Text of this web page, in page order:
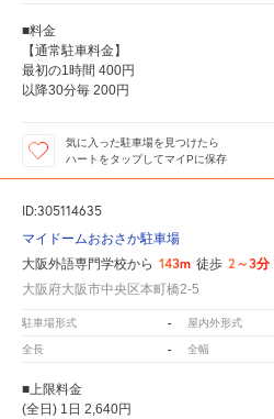
■料金
【通常駐車料金】
最初の1時間 400円
以降30分毎 200円
気に入った駐車場を見つけたら
ハートをタップしてマイPに保存
ID:305114635
マイドームおおさか駐車場
大阪外語専門学校から 143m 徒歩 2～3分
大阪府大阪市中央区本町橋2-5
駐車場形式 - 屋内外形式
全長 - 全幅
■上限料金
(全日) 1日 2,640円